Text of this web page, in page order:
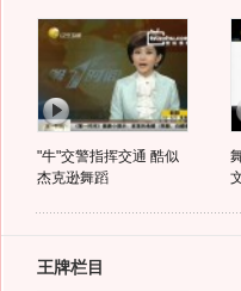
"牛"交警指挥交通 酷似
杰克逊舞蹈
王牌栏目